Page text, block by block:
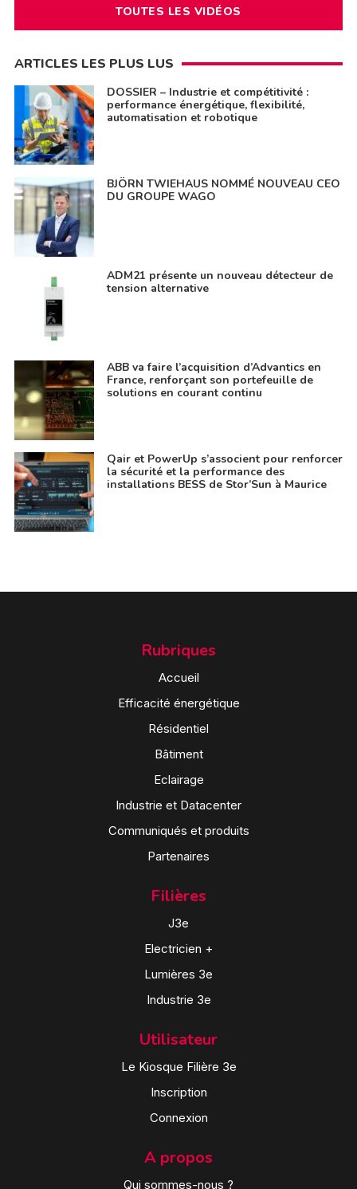
TOUTES LES VIDÉOS
ARTICLES LES PLUS LUS
DOSSIER – Industrie et compétitivité :
performance énergétique, flexibilité,
automatisation et robotique
BJÖRN TWIEHAUS NOMMÉ NOUVEAU CEO
DU GROUPE WAGO
ADM21 présente un nouveau détecteur de
tension alternative
ABB va faire l’acquisition d’Advantics en
France, renforçant son portefeuille de
solutions en courant continu
Qair et PowerUp s’associent pour renforcer
la sécurité et la performance des
installations BESS de Stor’Sun à Maurice
Rubriques
Accueil
Efficacité énergétique
Résidentiel
Bâtiment
Eclairage
Industrie et Datacenter
Communiqués et produits
Partenaires
Filières
J3e
Electricien +
Lumières 3e
Industrie 3e
Utilisateur
Le Kiosque Filière 3e
Inscription
Connexion
A propos
Qui sommes-nous ?